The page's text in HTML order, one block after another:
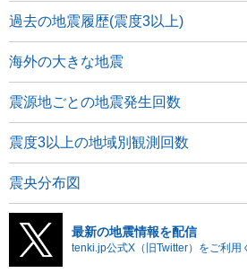
過去の地震履歴(震度3以上)
海外の大きな地震
震源地ごとの地震発生回数
震度3以上の地域別観測回数
震央分布図
最新の地震情報を配信
tenki.jp公式X（旧Twitter）をご利用